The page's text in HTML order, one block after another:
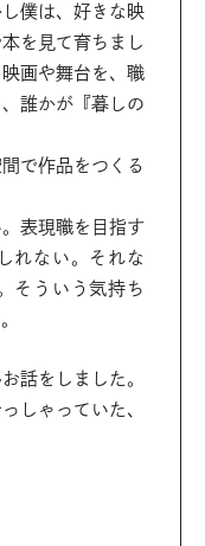
僕は、好きな映
を見て育ちまし
画や舞台を、職
誰かが『暮しの
で作品をつくる
表現職を目指す
れない。それな
そういう気持ち
話をしました。
しゃっていた、